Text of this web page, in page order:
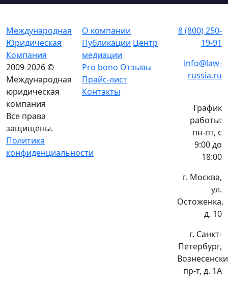
Международная
Юридическая
Компания
2009-2026 ©
Международная
юридическая
компания
Все права
защищены.
Политика
конфиденциальности
О компании
Публикации Центр
медиации
Pro bono Отзывы
Прайс-лист
Контакты
8 (800) 250-
19-91
info@law-
russia.ru
График
работы:
пн-пт, с
9:00 до
18:00
г. Москва,
ул.
Остоженка,
д. 10
г. Санкт-
Петербург,
пр-т, д. 1А